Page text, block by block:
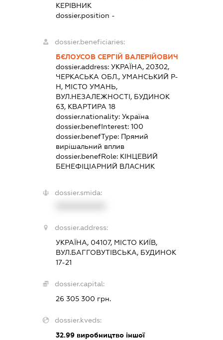
КЕРІВНИК
dossier.position -
dossier.beneficiaries:
БЄЛОУСОВ СЕРГІЙ ВАЛЕРІЙОВИЧ
dossier.address: УКРАЇНА, 20302,
ЧЕРКАСЬКА ОБЛ., УМАНСЬКИЙ Р-
Н, МІСТО УМАНЬ,
ВУЛ.НЕЗАЛЕЖНОСТІ, БУДИНОК
63, КВАРТИРА 18
dossier.nationality: Україна
dossier.benefInterest: 100
dossier.benefType: Прямий
вирішальний вплив
dossier.benefRole: КІНЦЕВИЙ
БЕНЕФІЦІАРНИЙ ВЛАСНИК
dossier.smida:
dossier.address:
УКРАЇНА, 04107, МІСТО КИЇВ,
ВУЛ.БАГГОВУТІВСЬКА, БУДИНОК
17-21
dossier.capital:
26 305 300 грн.
dossier.kveds:
32.99виробництво іншої